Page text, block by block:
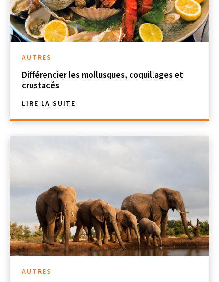
AUTRES
Différencier les mollusques, coquillages et
crustacés
LIRE LA SUITE
AUTRES